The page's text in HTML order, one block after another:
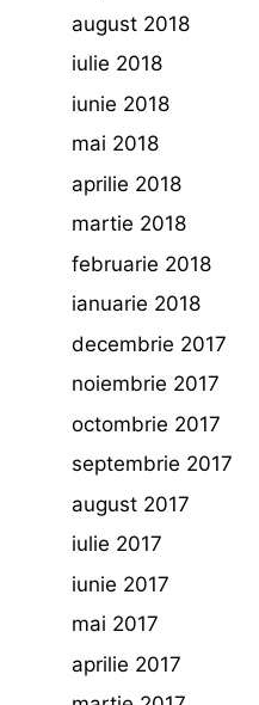
august 2018
iulie 2018
iunie 2018
mai 2018
aprilie 2018
martie 2018
februarie 2018
ianuarie 2018
decembrie 2017
noiembrie 2017
octombrie 2017
septembrie 2017
august 2017
iulie 2017
iunie 2017
mai 2017
aprilie 2017